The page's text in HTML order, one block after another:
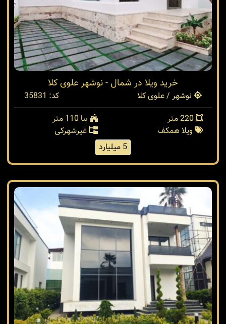
خرید ویلا در شمال - نوشهر علوی کلا
نوشهر / علوی کلا
کد: 35831
بنا 110 متر
ویلا همکف
غیرشهرکی
5 میلیارد